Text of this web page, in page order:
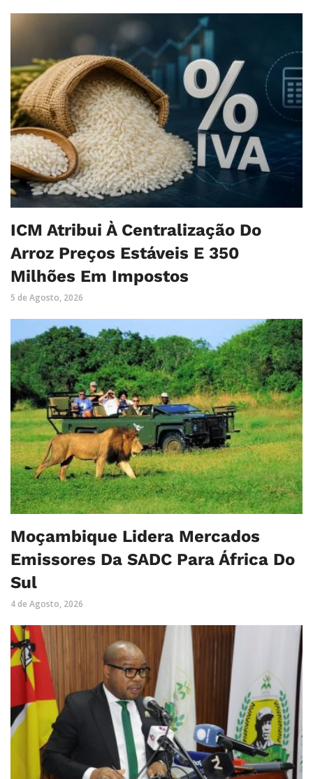
ICM Atribui À Centralização Do
Arroz Preços Estáveis E 350
Milhões Em Impostos
5 de Agosto, 2026
Moçambique Lidera Mercados
Emissores Da SADC Para África Do
Sul
4 de Agosto, 2026